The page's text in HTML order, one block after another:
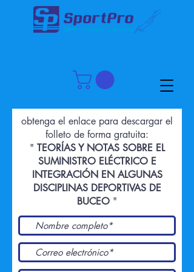
obtenga el enlace para descargar el
folleto de forma gratuita:
" TEORÍAS Y NOTAS SOBRE EL
SUMINISTRO ELÉCTRICO E
INTEGRACIÓN EN ALGUNAS
DISCIPLINAS DEPORTIVAS DE
BUCEO "